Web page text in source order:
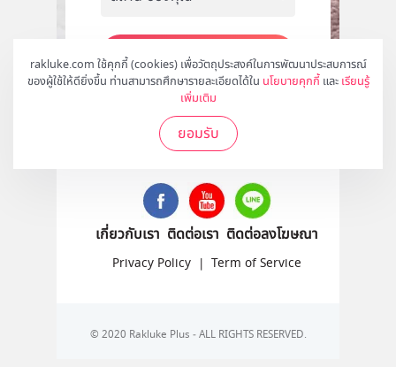
rakluke.com ใช้คุกกี้ (cookies) เพื่อวัตถุประสงค์ในการพัฒนาประสบการณ์
ของผู้ใช้ให้ดียิ่งขึ้น ท่านสามารถศึกษารายละเอียดได้ใน นโยบายคุกกี้ และ เรียนรู้
เพิ่มเติม
ยอมรับ
สมัคร
ติดตามเราได้ที่
เกี่ยวกับเรา ติดต่อเรา ติดต่อลงโฆษณา
Privacy Policy | Term of Service
© 2020 Rakluke Plus - ALL RIGHTS RESERVED.